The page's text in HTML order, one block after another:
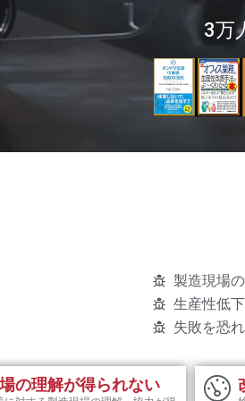
3万
製造現場
生産性低
失敗を恐
の理解が得られない